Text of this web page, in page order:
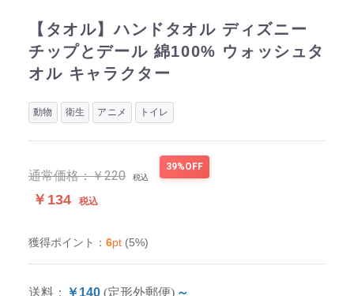
【タオル】ハンドタオル ディズニー
チップとデール 綿100% ウォッシュタ
オル キャラクター
動物 衛生 アニメ トイレ
通常価格：￥220 税込
39%OFF
￥134 税込
獲得ポイント： 6pt (5%)
送料： ￥140 (定形外郵便) ～